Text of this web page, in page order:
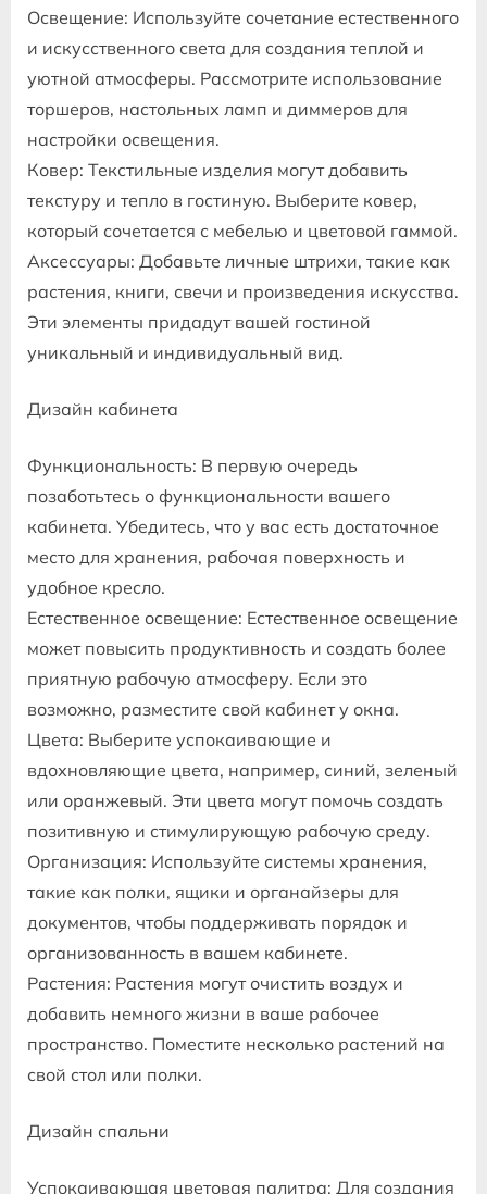
Освещение: Используйте сочетание естественного
и искусственного света для создания теплой и
уютной атмосферы. Рассмотрите использование
торшеров, настольных ламп и диммеров для
настройки освещения.
Ковер: Текстильные изделия могут добавить
текстуру и тепло в гостиную. Выберите ковер,
который сочетается с мебелью и цветовой гаммой.
Аксессуары: Добавьте личные штрихи, такие как
растения, книги, свечи и произведения искусства.
Эти элементы придадут вашей гостиной
уникальный и индивидуальный вид.
Дизайн кабинета
Функциональность: В первую очередь
позаботьтесь о функциональности вашего
кабинета. Убедитесь, что у вас есть достаточное
место для хранения, рабочая поверхность и
удобное кресло.
Естественное освещение: Естественное освещение
может повысить продуктивность и создать более
приятную рабочую атмосферу. Если это
возможно, разместите свой кабинет у окна.
Цвета: Выберите успокаивающие и
вдохновляющие цвета, например, синий, зеленый
или оранжевый. Эти цвета могут помочь создать
позитивную и стимулирующую рабочую среду.
Организация: Используйте системы хранения,
такие как полки, ящики и органайзеры для
документов, чтобы поддерживать порядок и
организованность в вашем кабинете.
Растения: Растения могут очистить воздух и
добавить немного жизни в ваше рабочее
пространство. Поместите несколько растений на
свой стол или полки.
Дизайн спальни
Успокаивающая цветовая палитра: Для создания